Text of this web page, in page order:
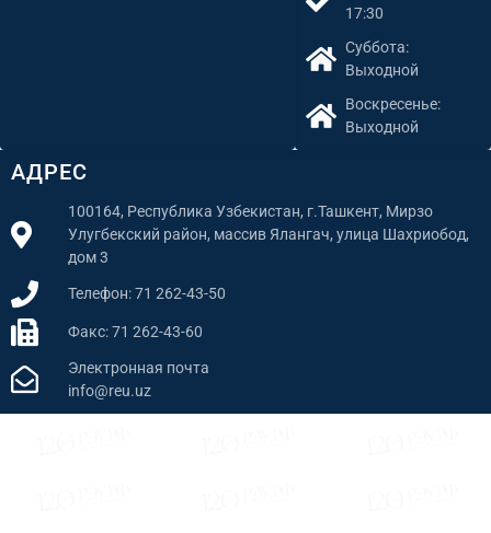
АДРЕС
100164, Республика Узбекистан, г.Ташкент, Мирзо
Улугбекский район, массив Ялангач, улица Шахриобод,
дом 3
Телефон: 71 262-43-50
Факс: 71 262-43-60
Электронная почта
info@reu.uz
17:30
Суббота:
Выходной
Воскресенье:
Выходной